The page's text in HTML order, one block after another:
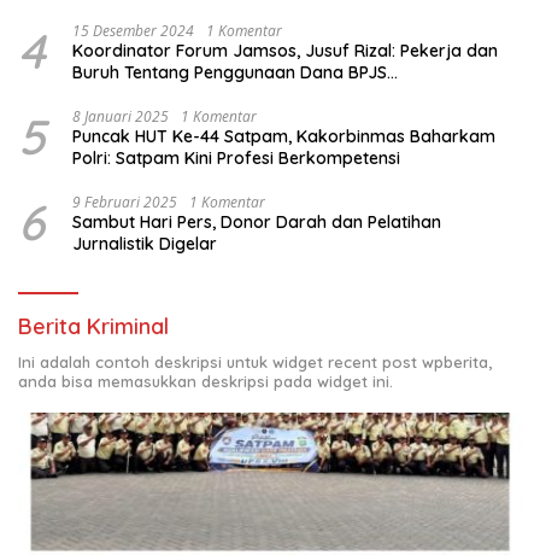
4 15 Desember 2024 1 Komentar
Koordinator Forum Jamsos, Jusuf Rizal: Pekerja dan
Buruh Tentang Penggunaan Dana BPJS
5 8 Januari 2025 1 Komentar
Puncak HUT Ke-44 Satpam, Kakorbinmas Baharkam
Polri: Satpam Kini Profesi Berkompetensi
6 9 Februari 2025 1 Komentar
Sambut Hari Pers, Donor Darah dan Pelatihan
Jurnalistik Digelar
Berita Kriminal
Ini adalah contoh deskripsi untuk widget recent post wpberita,
anda bisa memasukkan deskripsi pada widget ini.